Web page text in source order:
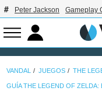
Peter Jackson Gameplay
VANDAL JUEGOS THE
GUÍA THE LEGEND OF ZELDA: